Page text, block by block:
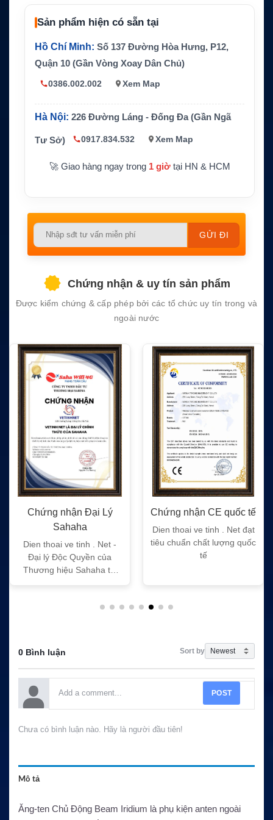
Đầu nối TNC Female
Kích thước và trọng l
ượng anten
208.53mm x 142.49mm, 0.51kg
IPX7, cần dùng cáp Beam Active
Antenna phù hợp
Sản phẩm hiện có sẵn tại
Hồ Chí Minh: Số 137 Đường Hòa Hưng, P12,
Quận 10 (Gần Vòng Xoay Dân Chủ)
0386.002.002 Xem Map
Hà Nội: 226 Đường Láng - Đống Đa (Gần Ngã
Tư Sở) 0917.834.532 Xem Map
🚀 Giao hàng ngay trong 1 giờtại HN & HCM
Please
empty.
Chứng nhận & uy tín sản phẩm
Được kiểm chứng & cấp phép bởi các tổ chức uy tín trong và
ngoài nước
Chứng nhận Đại Lý
Sahaha
Dien thoai ve tinh . Net -
Đại lý Độc Quyền của
Thương hiệu Sahaha tại
Chứng nhận CE quốc tế
Dien thoai ve tinh . Net đạt
tiêu chuẩn chất lượng quốc
tế
0 Bình luận Sort by
POST
Chưa có bình luận nào. Hãy là người đầu tiên!
Mô tả
Ăng-ten Chủ Động Beam Iridium là phụ kiện anten ngoài